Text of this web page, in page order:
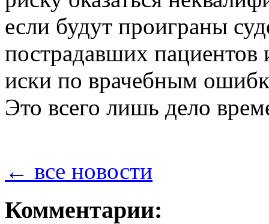
если будут проиграны
пострадавших пациентов
иски по врачебным
Это всего лишь дело
← все новости
Комментарии: